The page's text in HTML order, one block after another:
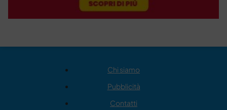
Chi siamo
Pubblicità
Contatti